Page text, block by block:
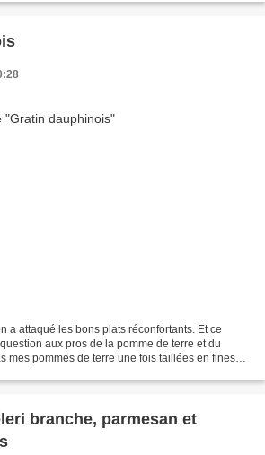
a attaqué les bons plats réconfortants. Et ce
aux pros de la pomme de terre et du
mes pommes de terre une fois taillées en fines
branche, parmesan et